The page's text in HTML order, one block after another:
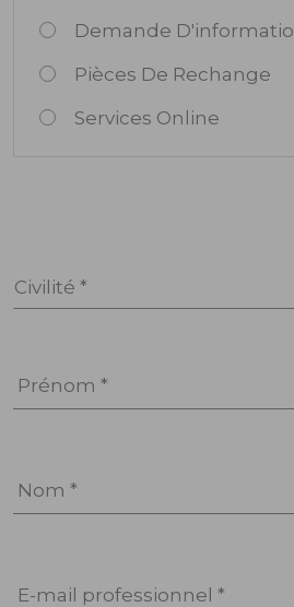
Demande
Pièces De Rechange
Services Online
Civilité *
Prénom *
Nom *
E-mail professionnel *